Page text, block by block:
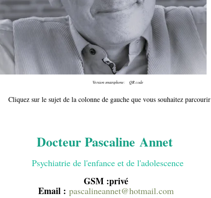
Version smartphone: QR code
Cliquez sur le sujet de la colonne de gauche que vous souhaitez parcourir
Docteur Pascaline Annet
Psychiatrie de l'enfance et de l'adolescence
GSM :privé
Email : pascalineannet@hotmail.com